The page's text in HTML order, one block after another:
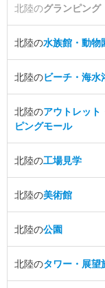
北陸のグランピング
北陸の水族館・動物
北陸のビーチ・海水
北陸のアウトレット
ピングモール
北陸の工場見学
北陸の美術館
北陸の公園
北陸のタワー・展望